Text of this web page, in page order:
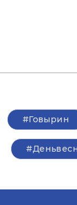
#Говырин